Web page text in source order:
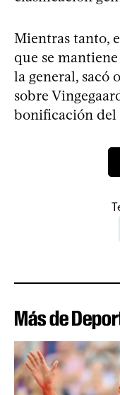
Mientras tanto,
que se
la general, sacó
sobre
bonificación
Más de